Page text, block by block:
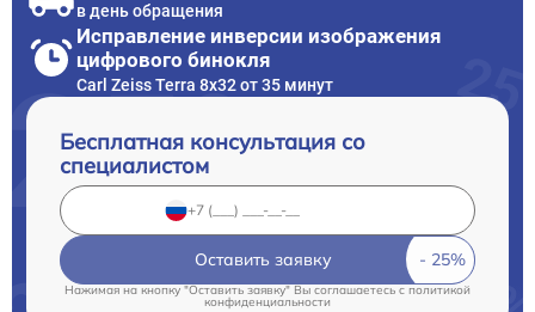
в день обращения
Исправление инверсии изображения
цифрового бинокля
Carl Zeiss Terra 8x32 от 35 минут
Бесплатная консультация со
специалистом
Оставить заявку
Нажимая на кнопку "Оставить заявку" Вы соглашаетесь cполитикой
конфиденциальности